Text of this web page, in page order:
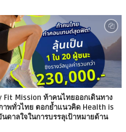
Fit Mission ท้าคนไทยออกเดินทาง
พทั่วไทย ตอกย้ำแนวคิด Health is
ดาลใจในการบรรลุเป้าหมายด้าน